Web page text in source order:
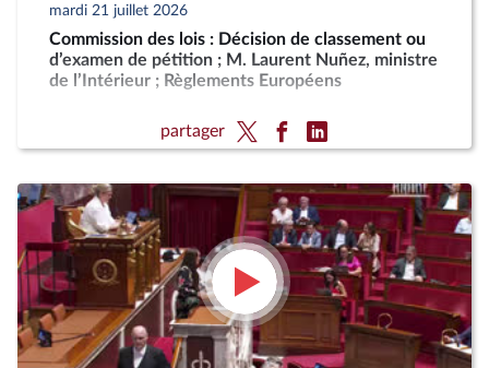
mardi 21 juillet 2026
Commission des lois : Décision de classement ou
d’examen de pétition ; M. Laurent Nuñez, ministre
de l’Intérieur ; Règlements Européens
partager